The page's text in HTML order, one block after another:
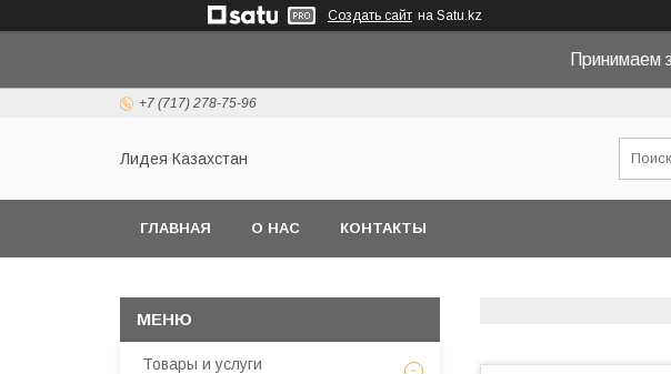
Создать сайт на Satu.kz
Принимаем
+7 (717) 278-75-96
Лидея Казахстан
ГЛАВНАЯ О НАС КОНТАКТЫ
Товары и услуги